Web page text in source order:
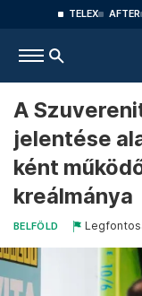
TELEX AFTER
A
jelentése
ként
kreálmánya
BELFÖLD